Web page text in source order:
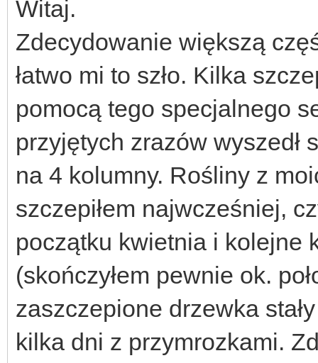
Witaj.
Zdecydowanie większą
łatwo mi to szło. Kilka
pomocą tego specjalnego
przyjętych zrazów wyszedł
na 4 kolumny. Rośliny z
szczepiłem najwcześniej,
początku kwietnia i kolejne
(skończyłem pewnie ok.
zaszczepione drzewka
kilka dni z przymrozkami.